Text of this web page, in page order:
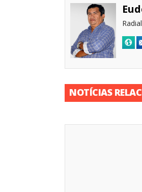
NOTÍCIAS